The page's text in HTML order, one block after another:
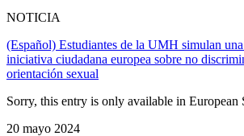
NOTICIA
(Español) Estudiantes de la UMH simulan
iniciativa ciudadana europea sobre no
orientación sexual
Sorry, this entry is only available in European
20 mayo 2024